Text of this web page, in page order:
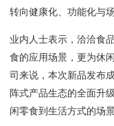
转向健康化、功能化与
业内人士表示，洽洽食
食的应用场景，更为休
司来说，本次新品发布
阵式产品生态的全面升
闲零食到生活方式的场景